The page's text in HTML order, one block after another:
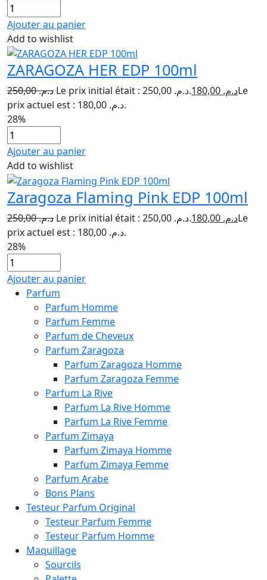
Ajouter au panier
Add to wishlist
ZARAGOZA HER EDP 100ml
د.م.250,00 Le prix initial était : د.م. 250,00. د.م.Le
prix actuel est : د.م. 180,00.
28%
Ajouter au panier
Add to wishlist
Zaragoza Flaming Pink EDP 100ml
د.م.250,00 Le prix initial était : د.م. 250,00. د.م.Le
prix actuel est : د.م. 180,00.
28%
Ajouter au panier
Parfum
Parfum Homme
Parfum Femme
Parfum de Cheveux
Parfum Zaragoza
Parfum Zaragoza Homme
Parfum Zaragoza Femme
Parfum La Rive
Parfum La Rive Homme
Parfum La Rive Femme
Parfum Zimaya
Parfum Zimaya Homme
Parfum Zimaya Femme
Parfum Arabe
Bons Plans
Testeur Parfum Original
Testeur Parfum Femme
Testeur Parfum Homme
Maquillage
Sourcils